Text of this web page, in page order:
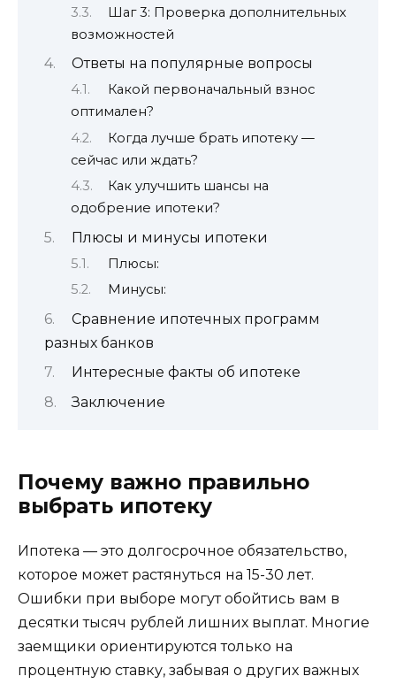
Шаг 3: Проверка дополнительных
возможностей
Ответы на популярные вопросы
Какой первоначальный взнос
оптимален?
Когда лучше брать ипотеку —
сейчас или ждать?
Как улучшить шансы на
одобрение ипотеки?
Плюсы и минусы ипотеки
Плюсы:
Минусы:
Сравнение ипотечных программ
разных банков
Интересные факты об ипотеке
Заключение
Почему важно правильно
выбрать ипотеку
Ипотека — это долгосрочное обязательство,
которое может растянуться на 15-30 лет.
Ошибки при выборе могут обойтись вам в
десятки тысяч рублей лишних выплат. Многие
заемщики ориентируются только на
процентную ставку, забывая о других важных